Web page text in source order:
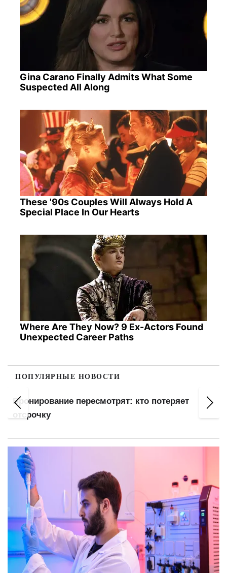
Gina Carano Finally Admits What Some
Suspected All Along
These '90s Couples Will Always Hold A
Special Place In Our Hearts
Where Are They Now? 9 Ex-Actors Found
Unexpected Career Paths
ПОПУЛЯРНЫЕ НОВОСТИ
Бронирование пересмотрят: кто потеряет
отсрочку